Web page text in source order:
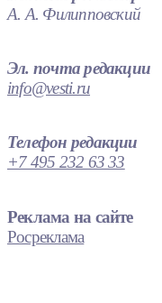
А. А. Филипповский
Эл. почта редакции
info@vesti.ru
Телефон редакции
+7 495 232 63 33
Реклама на сайте
Росреклама